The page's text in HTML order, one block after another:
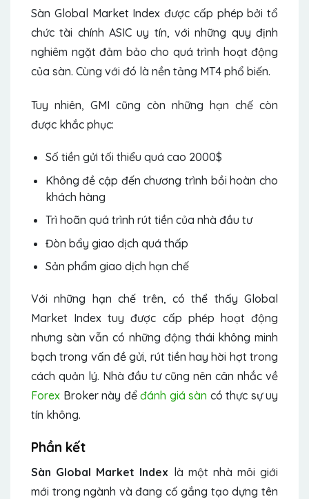
Sàn Global Market Index được cấp phép bởi tổ
chức tài chính ASIC uy tín, với những quy định
nghiêm ngặt đảm bảo cho quá trình hoạt động
của sàn. Cùng với đó là nền tảng MT4 phổ biến.
Tuy nhiên, GMI cũng còn những hạn chế còn
được khắc phục:
Số tiền gửi tối thiểu quá cao 2000$
Không đề cập đến chương trình bồi hoàn cho
khách hàng
Trì hoãn quá trình rút tiền của nhà đầu tư
Đòn bẩy giao dịch quá thấp
Sản phẩm giao dịch hạn chế
Với những hạn chế trên, có thể thấy Global
Market Index tuy được cấp phép hoạt động
nhưng sàn vẫn có những động thái không minh
bạch trong vấn đề gửi, rút tiền hay hời hợt trong
cách quản lý. Nhà đầu tư cũng nên cân nhắc về
Forex Broker này để đánh giá sàn có thực sự uy
tín không.
Phần kết
Sàn Global Market Index là một nhà môi giới
mới trong ngành và đang cố gắng tạo dựng tên